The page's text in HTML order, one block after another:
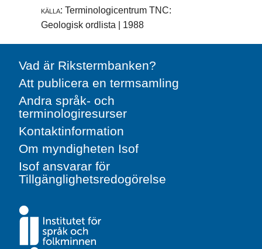
källa: Terminologicentrum TNC:
Geologisk ordlista | 1988
Vad är Rikstermbanken?
Att publicera en termsamling
Andra språk- och
terminologiresurser
Kontaktinformation
Om myndigheten Isof
Isof ansvarar för
Tillgänglighetsredogörelse